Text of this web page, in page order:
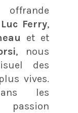
Luc Ferry,
et et
, nous
des
vives.
les